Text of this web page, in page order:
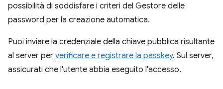
possibilità di soddisfare i criteri del Gestore delle
password per la creazione automatica.
Puoi inviare la credenziale della chiave pubblica risultante
al server per verificare e registrare la passkey. Sul server,
assicurati che l'utente abbia eseguito l'accesso.